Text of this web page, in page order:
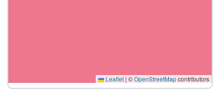
Leaflet | ©OpenStreetMapcontributors